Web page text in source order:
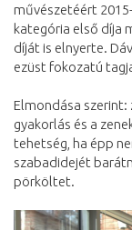
művészetéért
kategória első díja
díját is elnyerte.
ezüst fokozatú
Elmondása szerint:
gyakorlás és a
tehetség, ha épp
szabadidejét
pörköltet.